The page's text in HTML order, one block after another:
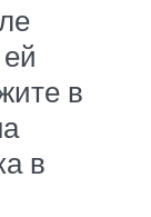
в
в